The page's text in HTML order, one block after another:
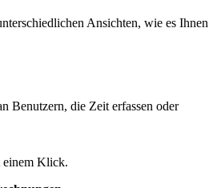
Ansichten, wie es Ihnen
Benutzern, die Zeit erfassen oder
einem Klick.